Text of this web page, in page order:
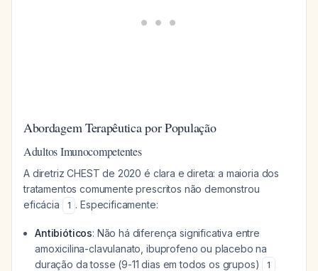
Abordagem Terapêutica por População
Adultos Imunocompetentes
A diretriz CHEST de 2020 é clara e direta: a maioria dos
tratamentos comumente prescritos não demonstrou
eficácia
1 . Especificamente:
Antibióticos: Não há diferença significativa entre
amoxicilina-clavulanato, ibuprofeno ou placebo na
duração da tosse (9-11 dias em todos os grupos)
1